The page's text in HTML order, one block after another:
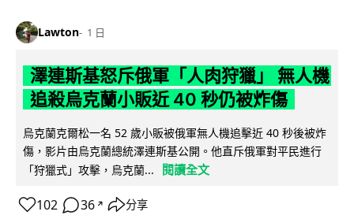
Lawton 1 日
澤連斯基怒斥俄軍「人肉狩獵」 無人機
追殺烏克蘭小販近 40 秒仍被炸傷
烏克蘭克爾松一名 52 歲小販被俄軍無人機追擊近 40 秒後被炸
傷，影片由烏克蘭總統澤連斯基公開。他直斥俄軍對平民進行
「狩獵式」攻擊，烏克蘭...
閱讀全文
102 36 ↗ 分享